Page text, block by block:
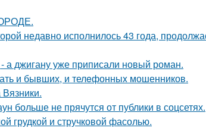
недавно исполнилось 43 года,
- а джигану уже приписали новый роман.
и бывших, и телeфонныx мошенников.
больше не прячутся от публики в соцсетях.
грудкой и стручковой фасолью.